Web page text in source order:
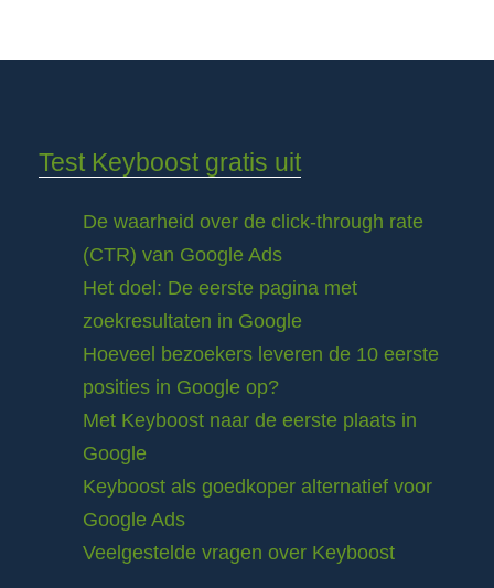
Test Keyboost gratis uit
De waarheid over de click-through rate
(CTR) van Google Ads
Het doel: De eerste pagina met
zoekresultaten in Google
Hoeveel bezoekers leveren de 10 eerste
posities in Google op?
Met Keyboost naar de eerste plaats in
Google
Keyboost als goedkoper alternatief voor
Google Ads
Veelgestelde vragen over Keyboost